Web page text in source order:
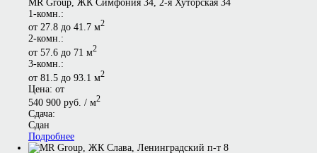
MR Group, ЖК Симфония 34, 2-я Хуторская 34
1-комн.:
от 27.8 до 41.7 м2
2-комн.:
от 57.6 до 71 м2
3-комн.:
от 81.5 до 93.1 м2
Цена: от
540 900 руб. / м2
Сдача:
Сдан
Подробнее